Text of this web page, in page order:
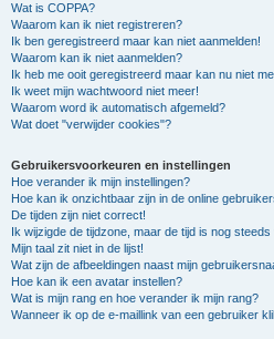
Wat is COPPA?
Waarom kan ik niet registreren?
Ik ben geregistreerd maar kan niet aanmelden!
Waarom kan ik niet aanmelden?
Ik heb me ooit geregistreerd maar kan nu niet
Ik weet mijn wachtwoord niet meer!
Waarom word ik automatisch afgemeld?
Wat doet "verwijder cookies"?
Gebruikersvoorkeuren en instellingen
Hoe verander ik mijn instellingen?
Hoe kan ik onzichtbaar zijn in de online
De tijden zijn niet correct!
Ik wijzigde de tijdzone, maar de tijd is nog
Mijn taal zit niet in de lijst!
Wat zijn de afbeeldingen naast mijn
Hoe kan ik een avatar instellen?
Wat is mijn rang en hoe verander ik mijn rang?
Wanneer ik op de e-maillink van een gebruiker